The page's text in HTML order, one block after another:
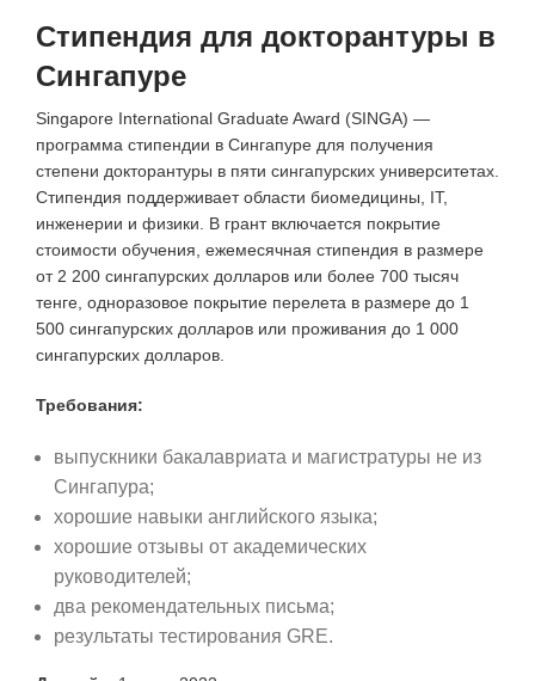
Стипендия для докторантуры в
Сингапуре
Singapore International Graduate Award (SINGA) —
программа стипендии в Сингапуре для получения
степени докторантуры в пяти сингапурских университетах.
Стипендия поддерживает области биомедицины, IT,
инженерии и физики. В грант включается покрытие
стоимости обучения, ежемесячная стипендия в размере
от 2 200 сингапурских долларов или более 700 тысяч
тенге, одноразовое покрытие перелета в размере до 1
500 сингапурских долларов или проживания до 1 000
сингапурских долларов.
Требования:
выпускники бакалавриата и магистратуры не из
Сингапура;
хорошие навыки английского языка;
хорошие отзывы от академических
руководителей;
два рекомендательных письма;
результаты тестирования GRE.